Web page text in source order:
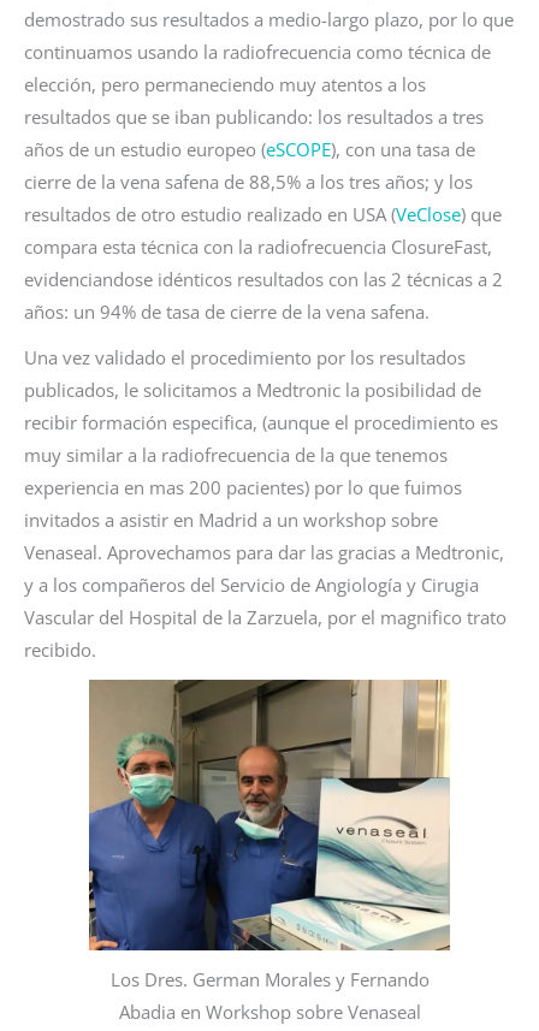
demostrado sus resultados a medio-largo plazo, por lo que
continuamos usando la radiofrecuencia como técnica de
elección, pero permaneciendo muy atentos a los
resultados que se iban publicando: los resultados a tres
años de un estudio europeo (eSCOPE), con una tasa de
cierre de la vena safena de 88,5% a los tres años; y los
resultados de otro estudio realizado en USA (VeClose) que
compara esta técnica con la radiofrecuencia ClosureFast,
evidenciandose idénticos resultados con las 2 técnicas a 2
años: un 94% de tasa de cierre de la vena safena.
Una vez validado el procedimiento por los resultados
publicados, le solicitamos a Medtronic la posibilidad de
recibir formación especifica, (aunque el procedimiento es
muy similar a la radiofrecuencia de la que tenemos
experiencia en mas 200 pacientes) por lo que fuimos
invitados a asistir en Madrid a un workshop sobre
Venaseal. Aprovechamos para dar las gracias a Medtronic,
y a los compañeros del Servicio de Angiología y Cirugia
Vascular del Hospital de la Zarzuela, por el magnifico trato
recibido.
Los Dres. German Morales y Fernando
Abadia en Workshop sobre Venaseal